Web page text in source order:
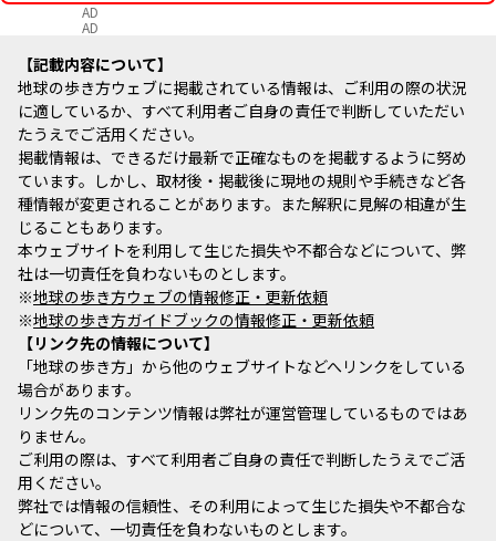
AD
AD
記載内容について
地球の歩き方ウェブに掲載されている情報は、ご利用の際の状況
に適しているか、すべて利用者ご自身の責任で判断していただい
たうえでご活用ください。
掲載情報は、できるだけ最新で正確なものを掲載するように努め
ています。しかし、取材後・掲載後に現地の規則や手続きなど各
種情報が変更されることがあります。また解釈に見解の相違が生
じることもあります。
本ウェブサイトを利用して生じた損失や不都合などについて、弊
社は一切責任を負わないものとします。
※地球の歩き方ウェブの情報修正・更新依頼
※地球の歩き方ガイドブックの情報修正・更新依頼
リンク先の情報について
「地球の歩き方」から他のウェブサイトなどへリンクをしている
場合があります。
リンク先のコンテンツ情報は弊社が運営管理しているものではあ
りません。
ご利用の際は、すべて利用者ご自身の責任で判断したうえでご活
用ください。
弊社では情報の信頼性、その利用によって生じた損失や不都合な
どについて、一切責任を負わないものとします。